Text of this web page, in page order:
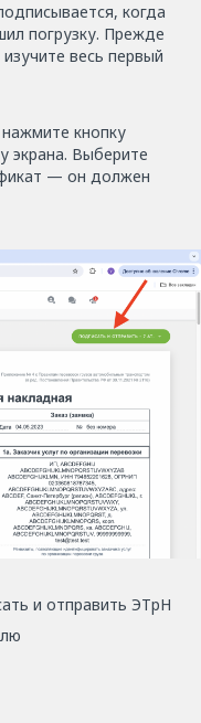
когда
погрузку. Прежде
весь первый
кнопку
экрана. Выберите
— он должен
и отправить ЭТрН